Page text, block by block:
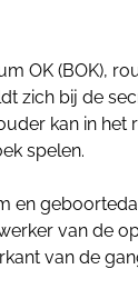
OK (BOK),
zich bij de
kan in het
spelen.
en
van de
van de